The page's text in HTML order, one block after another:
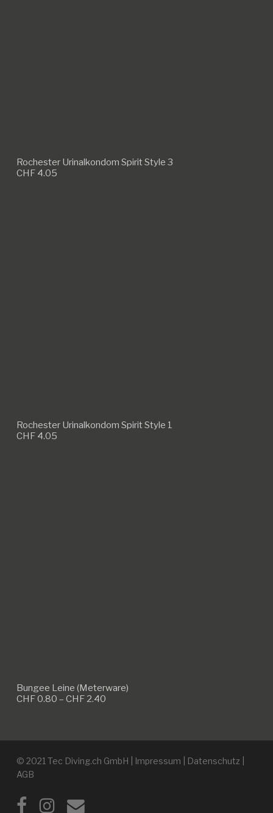
Rochester Urinalkondom Spirit Style 3
CHF4.05
Rochester Urinalkondom Spirit Style 1
CHF4.05
Bungee Leine (Meterware)
CHF0.80 – CHF2.40Preisspanne:
© 2021 Tec Diving.ch GmbH | Impressum Datenschutz
AGB
facebookinstagram
email